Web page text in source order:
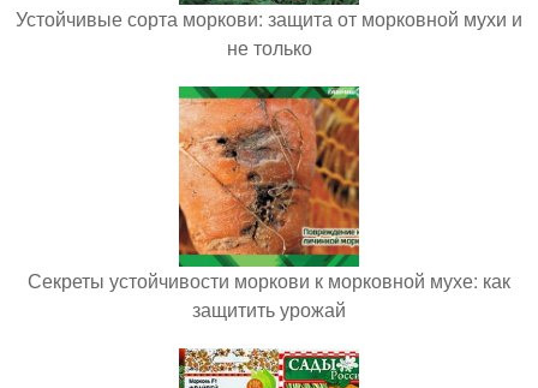
Устойчивые сорта моркови: защита от морковной мухи и
не только
Секреты устойчивости моркови к морковной мухе: как
защитить урожай